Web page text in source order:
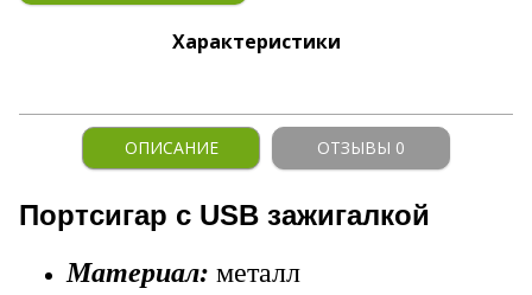
Характеристики
ОПИСАНИЕ ОТЗЫВЫ 0
Портсигар с USB зажигалкой
Материал: металл